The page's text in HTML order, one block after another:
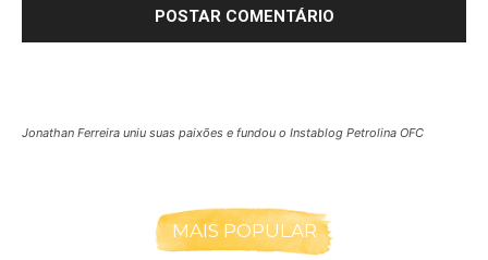
Jonathan Ferreira uniu suas paixões e fundou o Instablog Petrolina OFC
MAIS POPULAR